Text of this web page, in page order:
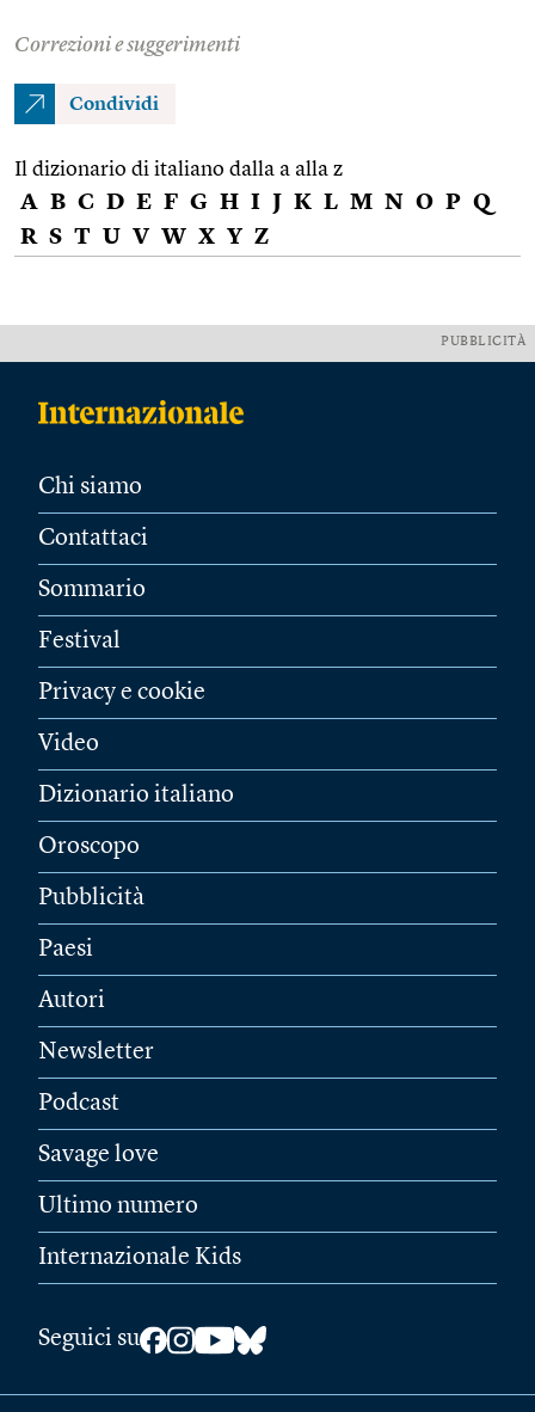
Correzioni e suggerimenti
Condividi
Il dizionario di italiano dalla a alla z
A B C D E F G H I J K L M N O P Q
R S T U V W X Y Z
PUBBLICITÀ
Chi siamo
Contattaci
Sommario
Festival
Privacy e cookie
Video
Dizionario italiano
Oroscopo
Pubblicità
Paesi
Autori
Newsletter
Podcast
Savage love
Ultimo numero
Internazionale Kids
Seguici su